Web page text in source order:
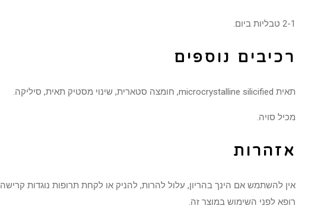
2-1 טבליות ביום.
רכיבים נוספים
תאית microcrystalline silicified, חומצה סטארית, שינוי מסטיק תאית, סיליקה.
מכיל סויה.
אזהרות
אין להשתמש אם הינך בהריון, עלול להרות, להניק או לקחת תרופות נוגדות
רופא לפני השימוש במוצר זה.